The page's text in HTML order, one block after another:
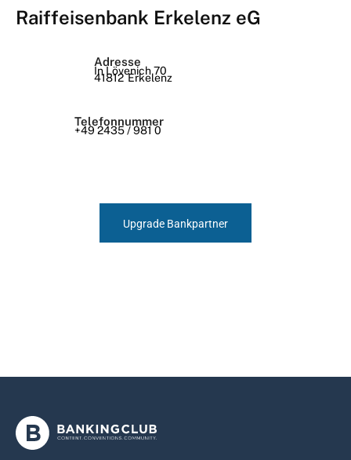
Raiffeisenbank Erkelenz eG
Adresse
In Lövenich 70
41812 Erkelenz
Telefonnummer
+49 2435 / 981 0
Upgrade Bankpartner